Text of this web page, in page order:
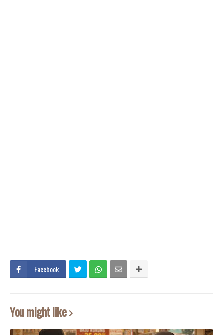
Facebook
You might like